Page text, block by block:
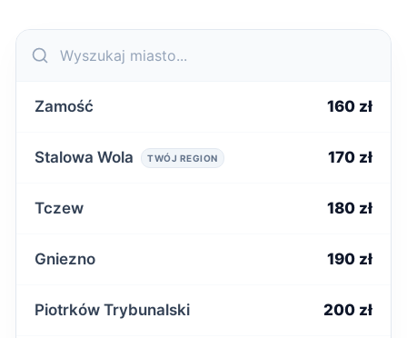
Zamość 160 zł
Stalowa Wola TWÓJ REGION 170 zł
Tczew 180 zł
Gniezno 190 zł
Piotrków Trybunalski 200 zł